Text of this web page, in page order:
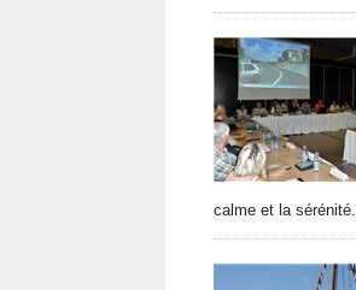
calme et la sérénité.